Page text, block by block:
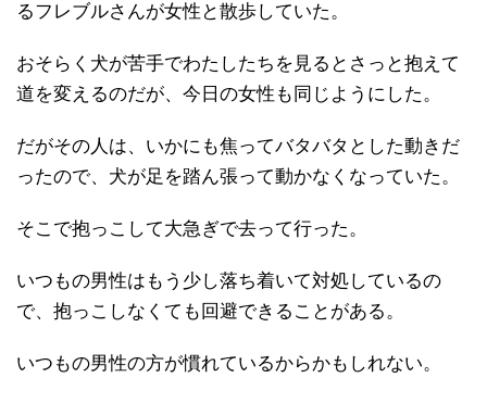
るフレブルさんが女性と散歩していた。
おそらく犬が苦手でわたしたちを見るとさっと抱えて
道を変えるのだが、今日の女性も同じようにした。
だがその人は、いかにも焦ってバタバタとした動きだ
ったので、犬が足を踏ん張って動かなくなっていた。
そこで抱っこして大急ぎで去って行った。
いつもの男性はもう少し落ち着いて対処しているの
で、抱っこしなくても回避できることがある。
いつもの男性の方が慣れているからかもしれない。